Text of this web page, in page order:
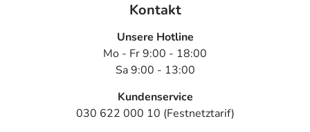
Kontakt
Unsere Hotline
Mo - Fr 9:00 - 18:00
Sa 9:00 - 13:00
Kundenservice
030 622 000 10 (Festnetztarif)